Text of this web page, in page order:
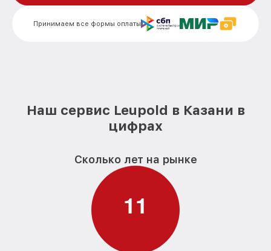
Ремонт встроенного дальнометра
цифрового бинокля Leupold
от 1000₽
Замена объективов с улучшением
характеристик цифрового бинокля
Замена шим контроллера цифрового
Замена микросхемы усилителя
цифрового бинокля Leupold
Ремонт цепи питания цифрового
Принимаем все формы оплаты
Наш сервис Leupold в Казани в
цифрах
Сколько лет на рынке
11